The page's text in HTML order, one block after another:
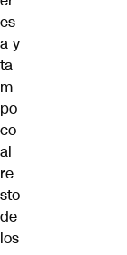
es
a y
ta
m
po
co
al
re
sto
de
los